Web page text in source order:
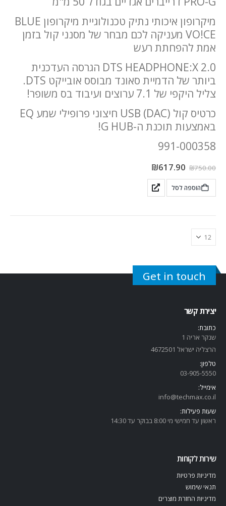
מיקרופון איכותי נתיק טכנולוגיית מיקרופון BLUE
VO!CE מעניקה לכם מבחר של מסנני קול בזמן
אמת להפחתת רעש
DTS HEADPHONE:X 2.0 הגרסה העדכנית
ביותר של הדמיית סאונד מבוסס אובייקט DTS.
צליל היקפי של 7.1 ערוצים ועיבוד בס משופר!
כרטיס קול USB (DAC) חיצוני פרופילי שמע EQ
באמצעות תוכנת ה-G HUB!
991-000358
₪750.00
₪617.90
הוספה לסל
Get in touch
יצירת קשר
כתובת:
שנקר אריה 1
הרצליה ישראל 4672501
טלפון:
03-905-5550
אימייל:
info@techmax.co.il
שעות פעילות:
ראשון עד חמישי מי 8:00 בבוקר עד 14:30
שירות לקוחות
מדיניות פרטיות
תנאי שימוש
מדיניות החזרת מוצרים